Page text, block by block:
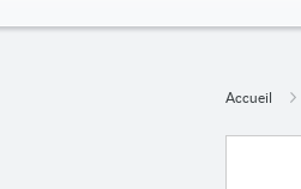
Accueil